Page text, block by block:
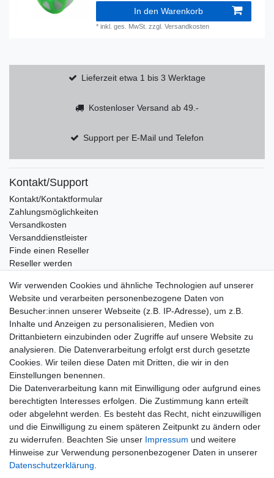
In den Warenkorb
*inkl. ges. MwSt. zzgl.Versandkosten
Lieferzeit etwa 1 bis 3 Werktage
Kostenloser Versand ab 49.-
Support per E-Mail und Telefon
Kontakt/Support
Kontakt/Kontaktformular
Zahlungsmöglichkeiten
Versandkosten
Versanddienstleister
Finde einen Reseller
Reseller werden
Wissenswertes
Marken und Hersteller
E-MAIL **
Newsletter
Honig
Hiermit bestätige ich, dass ich dieDaten­schutz­erklärunggelesen habe. Meine
Einwilligung kann ich jederzeit widerrufen.**
Abonnieren
** Hierbei handelt es sich um ein Pflichtfeld.
E-MAIL
Wir verwenden Cookies und ähnliche Technologien auf unserer
Website und verarbeiten personenbezogene Daten von
Besucher:innen unserer Webseite (z.B. IP-Adresse), um z.B.
Inhalte und Anzeigen zu personalisieren, Medien von
Drittanbietern einzubinden oder Zugriffe auf unsere Website zu
analysieren. Die Datenverarbeitung erfolgt erst durch gesetzte
Cookies. Wir teilen diese Daten mit Dritten, die wir in den
Einstellungen benennen.
Die Datenverarbeitung kann mit Einwilligung oder aufgrund eines
berechtigten Interesses erfolgen. Die Zustimmung kann erteilt
oder abgelehnt werden. Es besteht das Recht, nicht einzuwilligen
und die Einwilligung zu einem späteren Zeitpunkt zu ändern oder
zu widerrufen. Beachten Sie unser Impressum und weitere
Hinweise zur Verwendung personenbezogener Daten in unserer
Daten­schutz­erklärung